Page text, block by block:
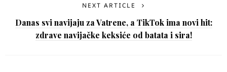
NEXT ARTICLE
Danas svi navijaju za Vatrene, a TikTok ima novi hit:
zdrave navijačke keksiće od batata i sira!